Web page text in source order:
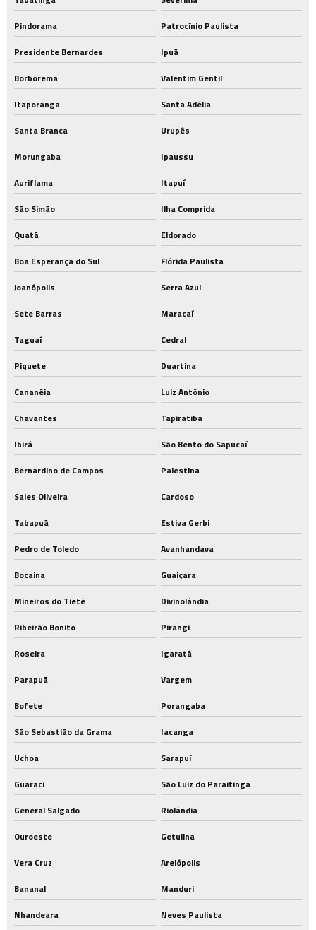
Pindorama
Patrocínio Paulista
Presidente Bernardes
Ipuã
Borborema
Valentim Gentil
Itaporanga
Santa Adélia
Santa Branca
Urupês
Morungaba
Ipaussu
Auriflama
Itapuí
São Simão
Ilha Comprida
Quatá
Eldorado
Boa Esperança do Sul
Flórida Paulista
Joanópolis
Serra Azul
Sete Barras
Maracaí
Taguaí
Cedral
Piquete
Duartina
Cananéia
Luiz Antônio
Chavantes
Tapiratiba
Ibirá
São Bento do Sapucaí
Bernardino de Campos
Palestina
Sales Oliveira
Cardoso
Tabapuã
Estiva Gerbi
Pedro de Toledo
Avanhandava
Bocaina
Guaiçara
Mineiros do Tietê
Divinolândia
Ribeirão Bonito
Pirangi
Roseira
Igaratá
Parapuã
Vargem
Bofete
Porangaba
São Sebastião da Grama
Iacanga
Uchoa
Sarapuí
Guaraci
São Luiz do Paraitinga
General Salgado
Riolândia
Ouroeste
Getulina
Vera Cruz
Areiópolis
Bananal
Manduri
Nhandeara
Neves Paulista